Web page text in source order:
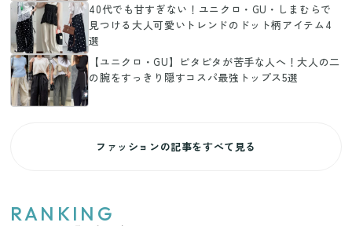
40代でも甘すぎない！ユニクロ・GU・しまむらで
見つける大人可愛いトレンドのドット柄アイテム4
選
【ユニクロ・GU】ピタピタが苦手な人へ！大人の二
の腕をすっきり隠すコスパ最強トップス5選
ファッションの記事をすべて見る
RANKING